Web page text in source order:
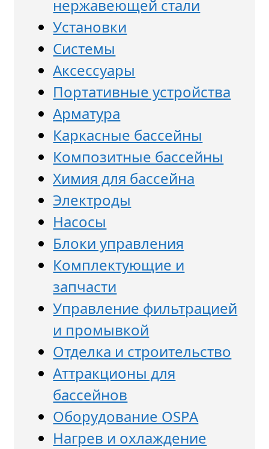
нержавеющей стали
Установки
Системы
Аксессуары
Портативные устройства
Арматура
Каркасные бассейны
Композитные бассейны
Химия для бассейна
Электроды
Насосы
Блоки управления
Комплектующие и
запчасти
Управление фильтрацией
и промывкой
Отделка и строительство
Аттракционы для
бассейнов
Оборудование OSPA
Нагрев и охлаждение